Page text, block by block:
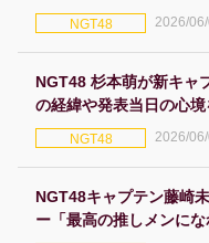
NGT48 2026/
NGT48 杉本萌が新キャ
の経緯や発表当日の心
NGT48 2026/
NGT48キャプテン藤崎
ー「最高の推しメンにな